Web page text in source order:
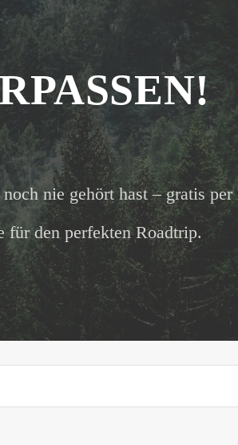
nie gehört hast – gratis
den perfekten Roadtrip.